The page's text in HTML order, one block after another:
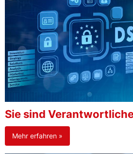
Sie sind
Mehr erfahren »